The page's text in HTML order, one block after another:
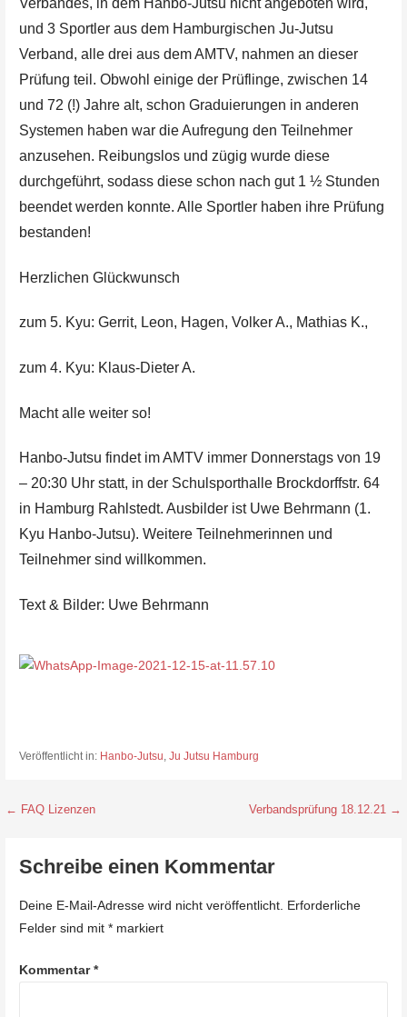
Verbandes, in dem Hanbo-Jutsu nicht angeboten wird,
und 3 Sportler aus dem Hamburgischen Ju-Jutsu
Verband, alle drei aus dem AMTV, nahmen an dieser
Prüfung teil. Obwohl einige der Prüflinge, zwischen 14
und 72 (!) Jahre alt, schon Graduierungen in anderen
Systemen haben war die Aufregung den Teilnehmer
anzusehen. Reibungslos und zügig wurde diese
durchgeführt, sodass diese schon nach gut 1 ½ Stunden
beendet werden konnte. Alle Sportler haben ihre Prüfung
bestanden!
Herzlichen Glückwunsch
zum 5. Kyu: Gerrit, Leon, Hagen, Volker A., Mathias K.,
zum 4. Kyu: Klaus-Dieter A.
Macht alle weiter so!
Hanbo-Jutsu findet im AMTV immer Donnerstags von 19
– 20:30 Uhr statt, in der Schulsporthalle Brockdorffstr. 64
in Hamburg Rahlstedt. Ausbilder ist Uwe Behrmann (1.
Kyu Hanbo-Jutsu). Weitere Teilnehmerinnen und
Teilnehmer sind willkommen.
Text & Bilder: Uwe Behrmann
Veröffentlicht in: Hanbo-Jutsu, Ju Jutsu Hamburg
B
← FAQ Lizenzen Verbandsprüfung 18.12.21 →
Schreibe einen Kommentar
Deine E-Mail-Adresse wird nicht veröffentlicht. Erforderliche
Felder sind mit *markiert
Kommentar*